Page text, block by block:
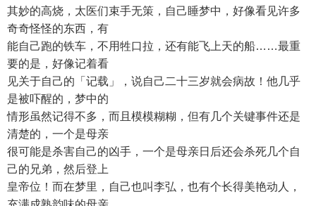
其妙的高烧，太医们束手无策，自己睡梦中，好像看见许多
奇奇怪怪的东西，有
能自己跑的铁车，不用牲口拉，还有能飞上天的船……最重
要的是，好像记着看
见关于自己的「记载」，说自己二十三岁就会病故！他几乎
是被吓醒的，梦中的
情形虽然记得不多，而且模模糊糊，但有几个关键事件还是
清楚的，一个是母亲
很可能是杀害自己的凶手，一个是母亲日后还会杀死几个自
己的兄弟，然后登上
皇帝位！而在梦里，自己也叫李弘，也有个长得美艳动人，